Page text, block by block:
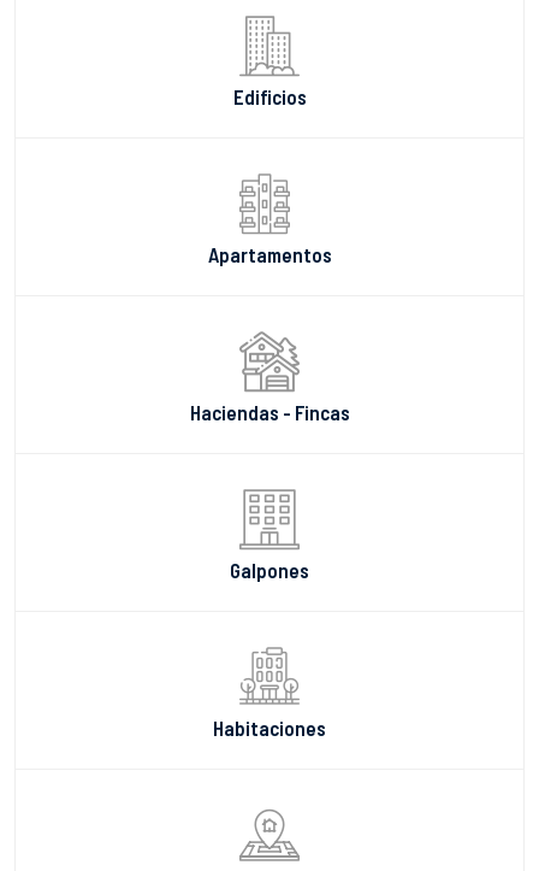
Edificios
Apartamentos
Haciendas - Fincas
Galpones
Habitaciones